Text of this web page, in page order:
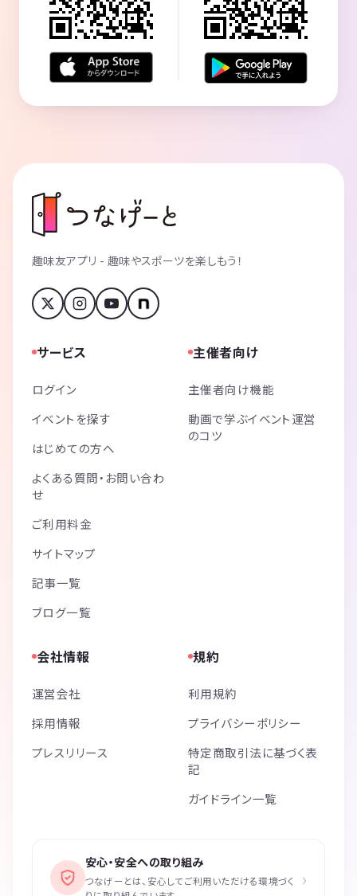
趣味友アプリ - 趣味やスポーツを楽しもう！
サービス
ログイン
イベントを探す
はじめての方へ
よくある質問・お問い合わ
せ
ご利用料金
サイトマップ
記事一覧
ブログ一覧
主催者向け
主催者向け機能
動画で学ぶイベント運営
のコツ
会社情報
運営会社
採用情報
プレスリリース
規約
利用規約
プライバシーポリシー
特定商取引法に基づく表
記
ガイドライン一覧
安心・安全への取り組み
つなげーとは、安心してご利用いただける環境づく
›